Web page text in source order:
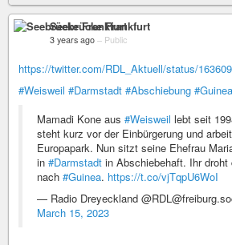
Seebrücke Frankfurt
3 years ago – Public
https://twitter.com/RDL_Aktuell/status/
#Weisweil #Darmstadt #Abschiebung #Guinea
Mamadi Kone aus #Weisweil lebt seit
steht kurz vor der Einbürgerung und
Europapark. Nun sitzt seine Ehefrau
in #Darmstadt in Abschiebehaft. Ihr droht
nach #Guinea. https://t.co/vjTqpU6WoI
— Radio Dreyeckland
March 15, 2023